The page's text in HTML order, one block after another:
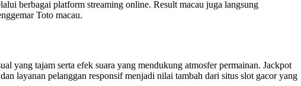
berbagai platform streaming online. Result macau juga langsung
Toto macau.
yang tajam serta efek suara yang mendukung atmosfer permainan. Jackpot
layanan pelanggan responsif menjadi nilai tambah dari situs slot gacoryang